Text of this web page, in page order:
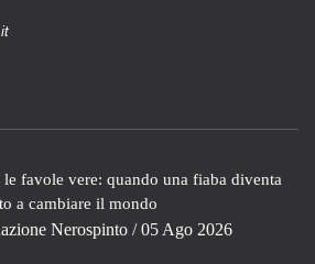
le favole vere: quando una fiaba diventa
a cambiare il mondo
Nerospinto / 05 Ago 2026